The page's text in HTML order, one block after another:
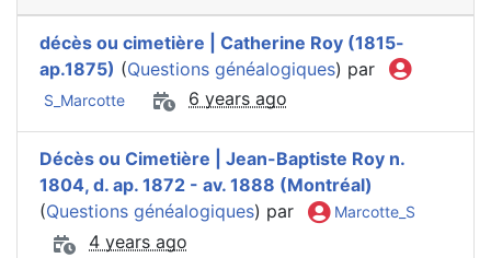
décès ou cimetière | Catherine Roy (1815-
ap.1875) (Questions généalogiques) par
S_Marcotte 6 years ago
Décès ou Cimetière | Jean-Baptiste Roy n.
1804, d. ap. 1872 - av. 1888 (Montréal)
(Questions généalogiques) par Marcotte_S
4 years ago